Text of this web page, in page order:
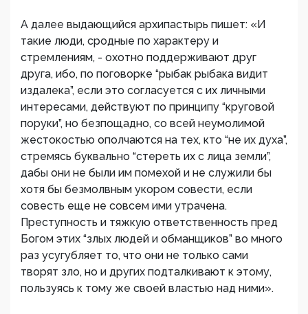
А далее выдающийся архипастырь пишет: «И
такие люди, сродные по характеру и
стремлениям, - охотно поддерживают друг
друга, ибо, по поговорке “рыбак рыбака видит
издалека”, если это согласуется с их личными
интересами, действуют по принципу “круговой
поруки”, но безпощадно, со всей неумолимой
жестокостью ополчаются на тех, кто “не их духа”,
стремясь буквально “стереть их с лица земли”,
дабы они не были им помехой и не служили бы
хотя бы безмолвным укором совести, если
совесть еще не совсем ими утрачена.
Преступность и тяжкую ответственность пред
Богом этих “злых людей и обманщиков” во много
раз усугубляет то, что они не только сами
творят зло, но и других подталкивают к этому,
пользуясь к тому же своей властью над ними».